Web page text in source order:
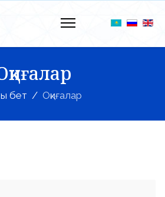
бет Оқиғалар